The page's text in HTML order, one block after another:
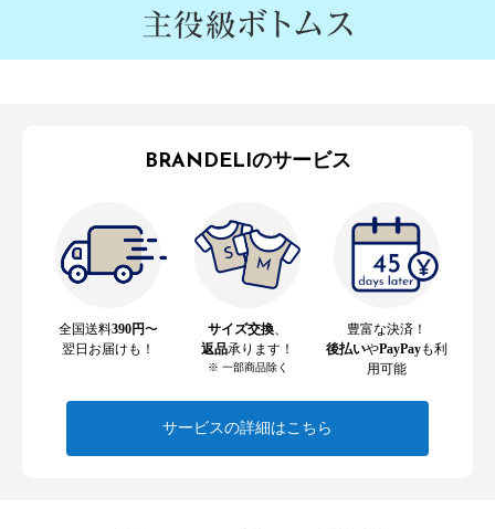
BRANDELIのサービス
全国送料390円〜
翌日お届けも！
サイズ交換
返品承ります！
※ 一部商品除く
豊富な決済！
後払いやPayPayも利
用可能
サービスの詳細はこちら